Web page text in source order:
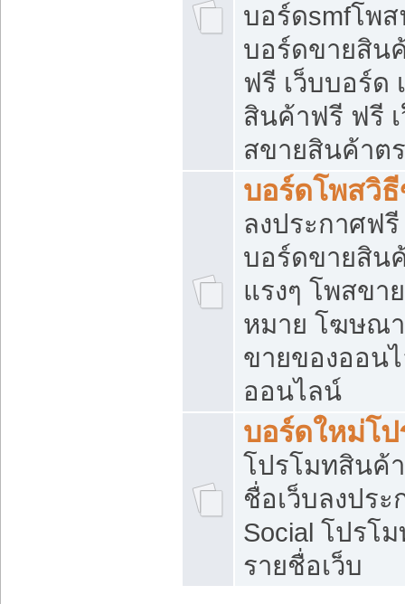
บอร์ดsmfโพ
บอร์ดขายสิน
ฟรี เว็บบอร์ด
สินค้าฟรี ฟรี
สขายสินค้าต
บอร์ดโพสวิ
ลงประกาศฟรี
บอร์ดขายสิน
แรงๆ โพสขา
หมาย โฆษณ
ขายของออน
ออนไลน์
บอร์ดใหม่โ
โปรโมทสินค้
ชื่อเว็บลงปร
Social โปรโ
รายชื่อเว็บ